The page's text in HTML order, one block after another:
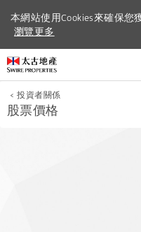
本網站使用Cookies來確保您
瀏覽更多
本網站使用Cookies來確保您
瀏覽更多
< 投資者關係
股票價格